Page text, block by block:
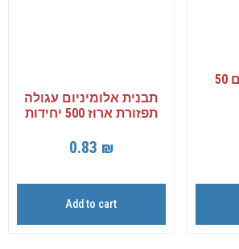
תבנית גסטרונום 50
תבנית אלומיניום עגולה
תפזורת ארוז 500 יחידות
0.83 ₪
Add to cart